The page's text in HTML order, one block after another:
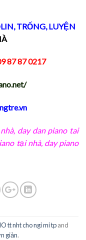
, TRỐNG, LUYỆN
87 87 0217
, day dan piano tai
tại nhà, day piano
tt nht cho ngi mi tpand
giản.